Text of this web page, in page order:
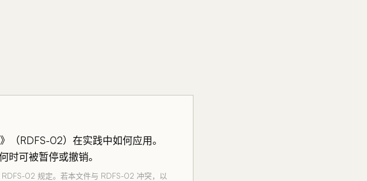
（RDFS-02）在实践中如何应用。
时可被暂停或撤销。
02 规定。若本文件与 RDFS-02 冲突，以